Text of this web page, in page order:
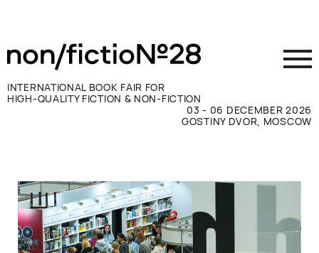
INTERNATIONAL BOOK FAIR FOR
HIGH-QUALITY FICTION & NON-FICTION
03 - 06 DECEMBER 2026
GOSTINY DVOR, MOSCOW
访客须知
新闻媒体
联系方式
ВКОНТАКТЕ TELEGRAM